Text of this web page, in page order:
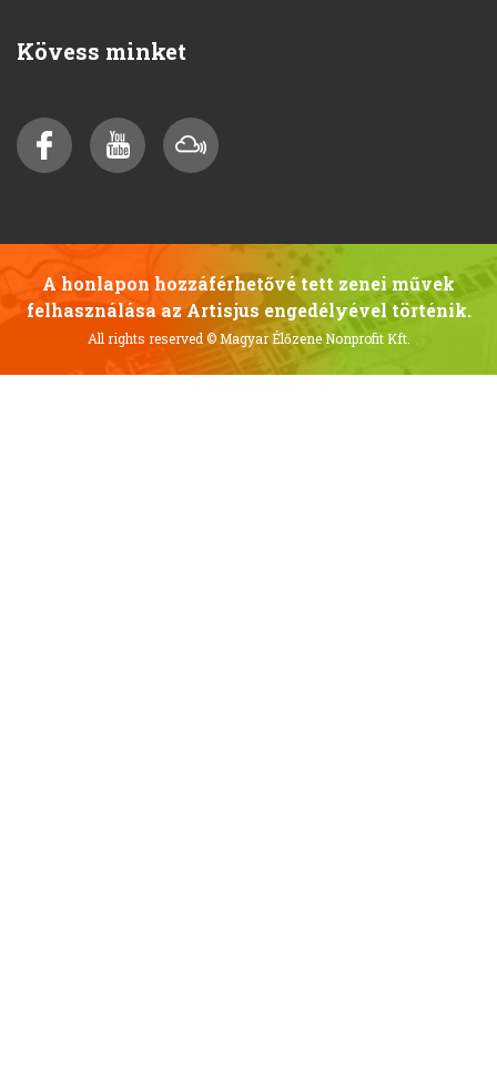
Kövess minket
A honlapon hozzáférhetővé tett zenei művek
felhasználása az Artisjus engedélyével történik.
All rights reserved © Magyar Élőzene Nonprofit Kft.